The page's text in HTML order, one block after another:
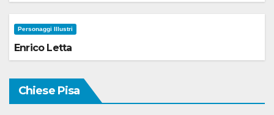
Personaggi Illustri
Enrico Letta
Chiese Pisa